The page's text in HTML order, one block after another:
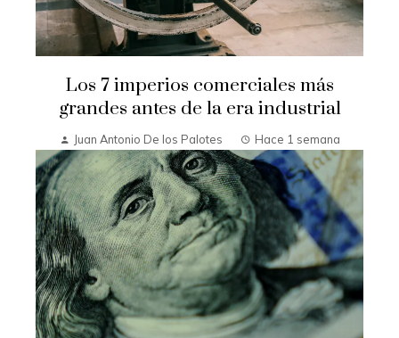
Los 7 imperios comerciales más
grandes antes de la era industrial
Juan Antonio De los Palotes Hace 1 semana